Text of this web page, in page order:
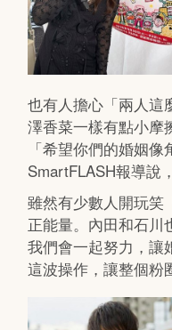
也有人擔心「兩人這
澤香菜一樣有點小摩
「希望你們的婚姻像
SmartFLASH報導說，
雖然有少數人開玩笑
正能量。內田和石川
我們會一起努力，讓
這波操作，讓整個粉